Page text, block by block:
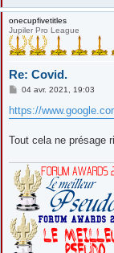
onecupfivetitles
Jupiler Pro League
Re: Covid.
M
s
s
g
e
04 avr. 2021, 19:03
https://
Tout cela ne présage